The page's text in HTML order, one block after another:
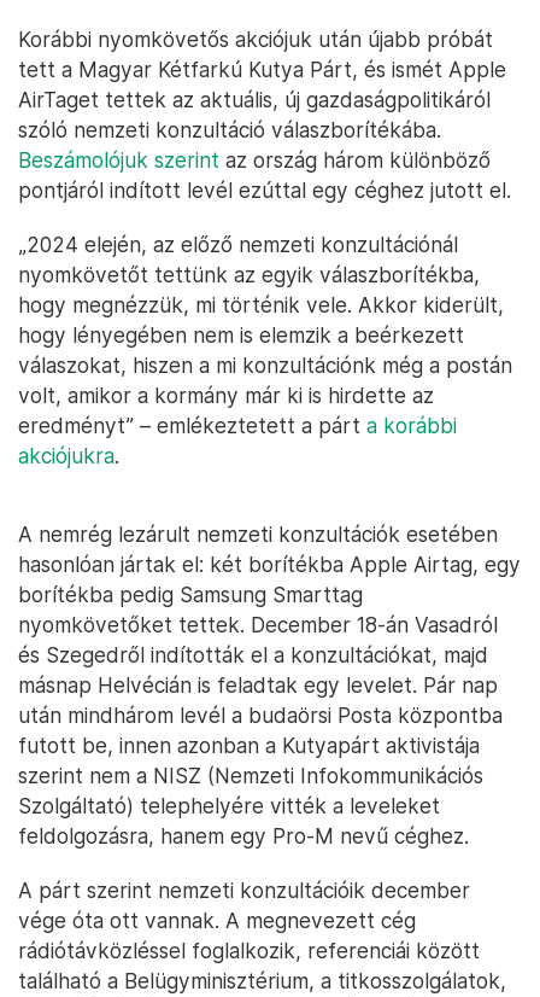
Korábbi nyomkövetős akciójuk után újabb próbát
tett a Magyar Kétfarkú Kutya Párt, és ismét Apple
AirTaget tettek az aktuális, új gazdaságpolitikáról
szóló nemzeti konzultáció válaszborítékába.
Beszámolójuk szerint az ország három különböző
pontjáról indított levél ezúttal egy céghez jutott el.
„2024 elején, az előző nemzeti konzultációnál
nyomkövetőt tettünk az egyik válaszborítékba,
hogy megnézzük, mi történik vele. Akkor kiderült,
hogy lényegében nem is elemzik a beérkezett
válaszokat, hiszen a mi konzultációnk még a postán
volt, amikor a kormány már ki is hirdette az
eredményt” – emlékeztetett a párt a korábbi
akciójukra.
A nemrég lezárult nemzeti konzultációk esetében
hasonlóan jártak el: két borítékba Apple Airtag, egy
borítékba pedig Samsung Smarttag
nyomkövetőket tettek. December 18-án Vasadról
és Szegedről indították el a konzultációkat, majd
másnap Helvécián is feladtak egy levelet. Pár nap
után mindhárom levél a budaörsi Posta központba
futott be, innen azonban a Kutyapárt aktivistája
szerint nem a NISZ (Nemzeti Infokommunikációs
Szolgáltató) telephelyére vitték a leveleket
feldolgozásra, hanem egy Pro-M nevű céghez.
A párt szerint nemzeti konzultációik december
vége óta ott vannak. A megnevezett cég
rádiótávközléssel foglalkozik, referenciái között
található a Belügyminisztérium, a titkosszolgálatok,